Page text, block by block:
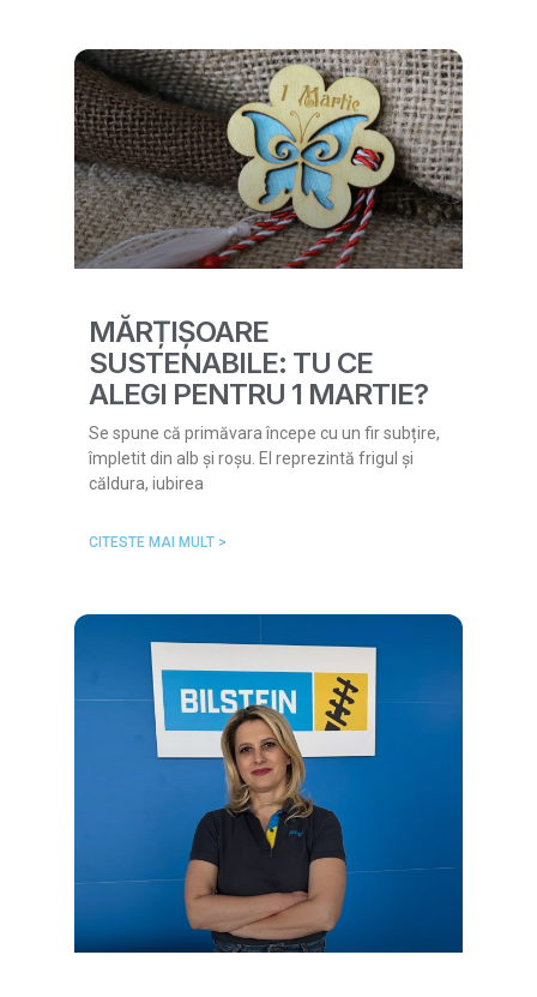
MĂRȚIȘOARE
SUSTENABILE: TU CE
ALEGI PENTRU 1 MARTIE?
Se spune că primăvara începe cu un fir subțire,
împletit din alb și roșu. El reprezintă frigul și
căldura, iubirea
CITESTE MAI MULT >